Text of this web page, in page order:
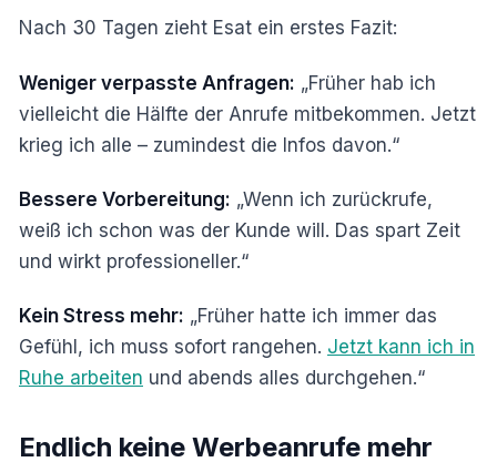
Nach 30 Tagen zieht Esat ein erstes Fazit:
Weniger verpasste Anfragen: „Früher hab ich
vielleicht die Hälfte der Anrufe mitbekommen. Jetzt
krieg ich alle – zumindest die Infos davon.“
Bessere Vorbereitung: „Wenn ich zurückrufe,
weiß ich schon was der Kunde will. Das spart Zeit
und wirkt professioneller.“
Kein Stress mehr: „Früher hatte ich immer das
Gefühl, ich muss sofort rangehen. Jetzt kann ich in
Ruhe arbeiten und abends alles durchgehen.“
Endlich keine Werbeanrufe mehr